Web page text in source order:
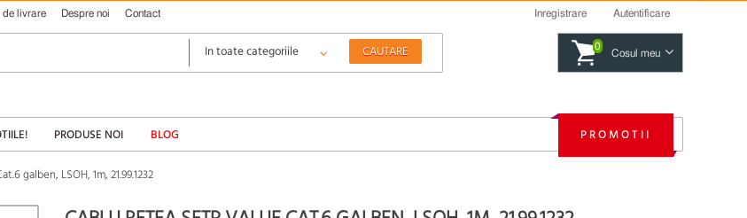
de livrare Despre noi Contact Inregistrare Autentificare
0
Cosul meu
PRODUSE NOI BLOG PROMOTII
galben, LSOH, 1m, 21.99.1232